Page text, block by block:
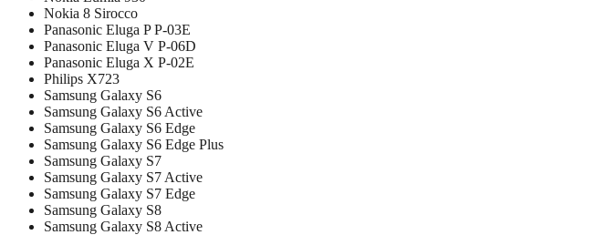
Nokia 8 Sirocco
Panasonic Eluga P P-03E
Panasonic Eluga V P-06D
Panasonic Eluga X P-02E
Philips X723
Samsung Galaxy S6
Samsung Galaxy S6 Active
Samsung Galaxy S6 Edge
Samsung Galaxy S6 Edge Plus
Samsung Galaxy S7
Samsung Galaxy S7 Active
Samsung Galaxy S7 Edge
Samsung Galaxy S8
Samsung Galaxy S8 Active